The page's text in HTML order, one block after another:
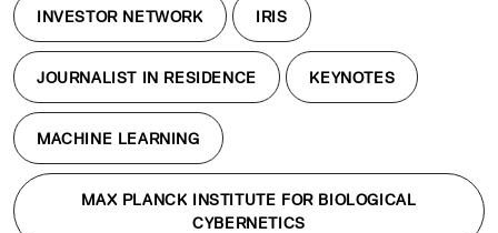
INVESTOR NETWORK IRIS
JOURNALIST IN RESIDENCE KEYNOTES
MACHINE LEARNING
MAX PLANCK INSTITUTE FOR BIOLOGICAL
CYBERNETICS